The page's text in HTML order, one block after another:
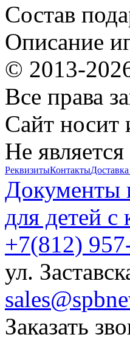
Cостав
Описание
© 2013-
Все права
Сайт носит
Не
РеквизитыКонтакты
Документы
для детей
+7(812)
ул.
Заказать